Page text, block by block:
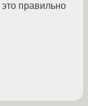
правильно